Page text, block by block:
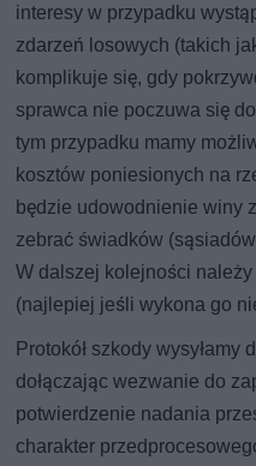
interesy w przypadku
zdarzeń losowych (takich
komplikuje się, gdy
sprawca nie poczuwa się
tym przypadku mamy
kosztów poniesionych na
będzie udowodnienie winy
zebrać świadków
W dalszej kolejności
(najlepiej jeśli wykona go
Protokół szkody
dołączając wezwanie do
potwierdzenie nadania
charakter